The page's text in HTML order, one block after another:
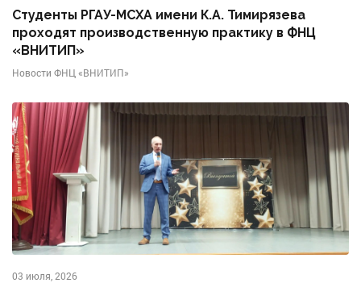
Студенты РГАУ-МСХА имени К.А. Тимирязева
проходят производственную практику в ФНЦ
«ВНИТИП»
Новости ФНЦ «ВНИТИП»
03 июля, 2026